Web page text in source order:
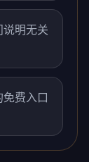
明无关
费入口